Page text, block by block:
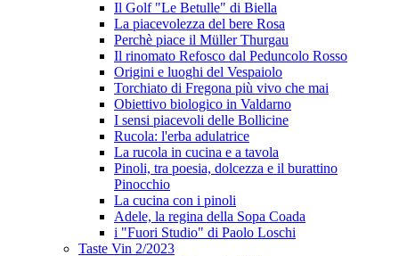
Il Golf "Le Betulle" di Biella
La piacevolezza del bere Rosa
Perchè piace il Müller Thurgau
Il rinomato Refosco dal Peduncolo Rosso
Origini e luoghi del Vespaiolo
Torchiato di Fregona più vivo che mai
Obiettivo biologico in Valdarno
I sensi piacevoli delle Bollicine
Rucola: l'erba adulatrice
La rucola in cucina e a tavola
Pinoli, tra poesia, dolcezza e il burattino
Pinocchio
La cucina con i pinoli
Adele, la regina della Sopa Coada
i "Fuori Studio" di Paolo Loschi
Taste Vin 2/2023